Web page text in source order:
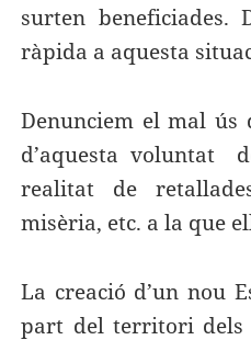
surten
ràpida a aquesta
Denunciem el mal ús
d’aquesta voluntat
realitat de
misèria, etc. a la que
La creació d’un nou
part del territori dels